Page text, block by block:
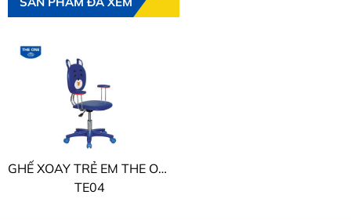
GHẾ XOAY TRẺ EM THE ONE
TE04